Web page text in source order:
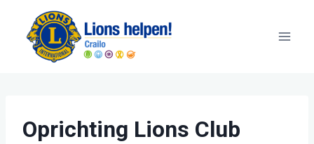
Doorgaan
inhoud
Oprichting Lions Club